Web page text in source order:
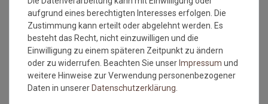
Versandkostenfrei*
Fußmatte wash+dry Decor
Canvas 80x200 cm
Versandkostenfrei*
Fußmatte wash+dry Decor
Gentle Blocks 70x120 cm
aufgrund eines berechtigten Interesses erfolgen. Die
Zustimmung kann erteilt oder abgelehnt werden. Es
besteht das Recht, nicht einzuwilligen und die
Einwilligung zu einem späteren Zeitpunkt zu ändern
oder zu widerrufen. Beachten Sie unserImpressum und
weitere Hinweise zur Verwendung personenbezogener
Daten in unsererDaten­schutz­erklärung